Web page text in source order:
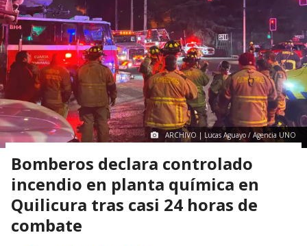
ARCHIVO | Lucas Aguayo / Agencia UNO
Bomberos declara controlado
incendio en planta química en
Quilicura tras casi 24 horas de
combate